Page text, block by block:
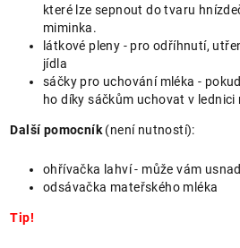
které lze sepnout do tvaru
miminka.
látkové pleny - pro odříhnutí,
jídla
sáčky pro uchování mléka -
ho díky sáčkům uchovat v lednici
Další pomocník (není nutností):
ohřívačka lahví - může vám
odsávačka mateřského mléka
Tip!